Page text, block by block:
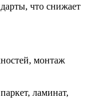
что снижает
монтаж
ламинат,